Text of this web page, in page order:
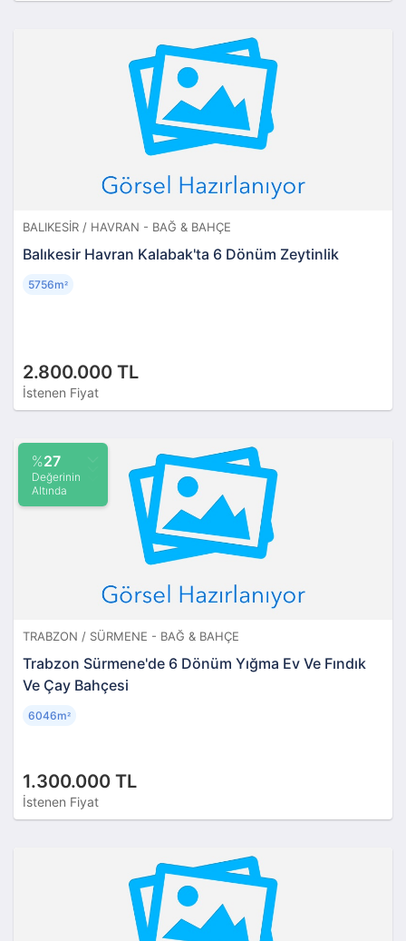
BALIKESIR / HAVRAN - BAĞ & BAHÇE
Balıkesir Havran Kalabak'ta 6 Dönüm Zeytinlik
2.800.000 TL
İstenen Fiyat
5756m²
%27
Değerinin
Altında
TRABZON / SÜRMENE - BAĞ & BAHÇE
Trabzon Sürmene'de 6 Dönüm Yığma Ev Ve Fındık
Ve Çay Bahçesi
1.300.000 TL
İstenen Fiyat
6046m²